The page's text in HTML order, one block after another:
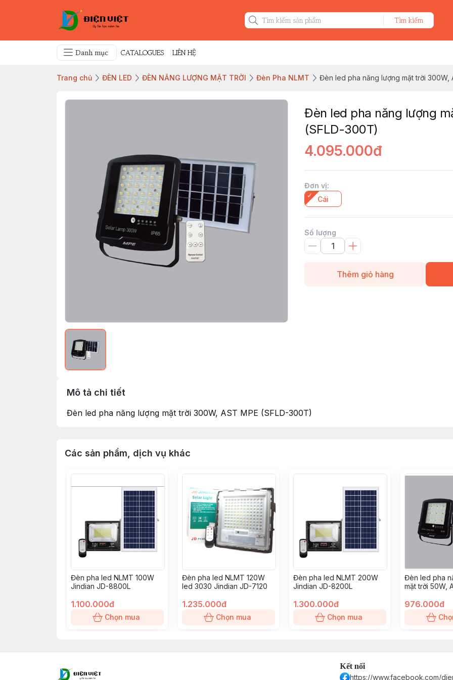
Tìm kiếm
Danh mục CATALOGUES LIÊN HỆ
Trang chủ ĐÈN LED ĐÈN NĂNG LƯỢNG MẶT TRỜI Đèn Pha NLMT Đèn led pha năng lượng mặt trời 300W,
Đèn led pha năng lượng
(SFLD-300T)
4.095.000đ
Đơn vị:
Cái
Số lượng
Thêm giỏ hàng
Mô tả chi tiết
Đèn led pha năng lượng mặt trời 300W, AST MPE (SFLD-300T)
Các sản phẩm, dịch vụ khác
Đèn pha led NLMT 100W
Jindian JD-8800L
1.100.000đ
Chọn mua
Đèn pha led NLMT 120W
led 3030 Jindian JD-7120
1.235.000đ
Chọn mua
Đèn pha led NLMT 200W
Jindian JD-8200L
1.300.000đ
Chọn mua
Đèn led pha
mặt trời 50W,
976.000đ
Kết nối
https://www.facebook.com/